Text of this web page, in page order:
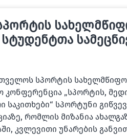
სპორტის
კონფერენცია „სპორტის,
საკითხები“ სპორტუნი
რომლის მიზანია
კვლევითი უნარების